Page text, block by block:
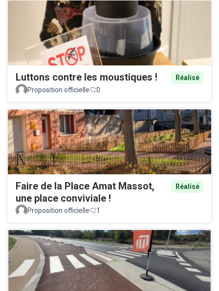
Luttons contre les moustiques !
Réalisé
Proposition officielle
0
Faire de la Place Amat Massot,
une place conviviale !
Réalisé
Proposition officielle 1